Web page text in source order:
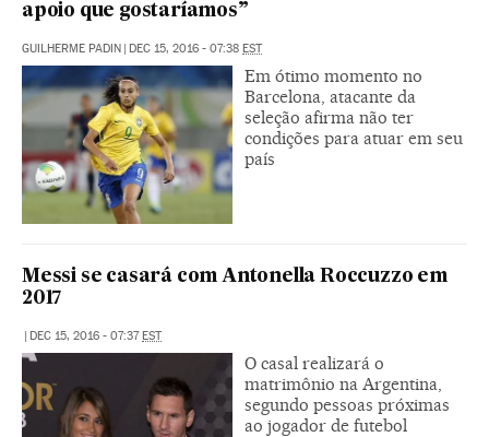
apoio que gostaríamos”
GUILHERME PADIN | DEC 15, 2016 - 07:38 EST
Em ótimo momento no
Barcelona, atacante da
seleção afirma não ter
condições para atuar em seu
país
Messi se casará com Antonella Roccuzzo em
2017
| DEC 15, 2016 - 07:37EST
O casal realizará o
matrimônio na Argentina,
segundo pessoas próximas
ao jogador de futebol